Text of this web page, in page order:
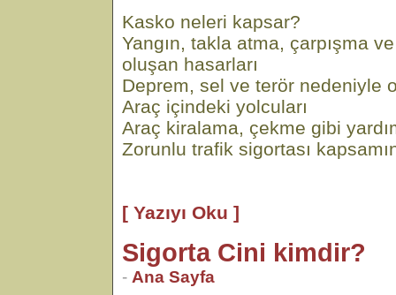
Kasko neleri kapsar?
Yangın, takla atma, çarpışma
oluşan hasarları
Deprem, sel ve terör nedeniyle
Araç içindeki yolcuları
Araç kiralama, çekme gibi
Zorunlu trafik sigortası
[ Yazıyı Oku ]
Sigorta Cini kimdir?
- Ana Sayfa